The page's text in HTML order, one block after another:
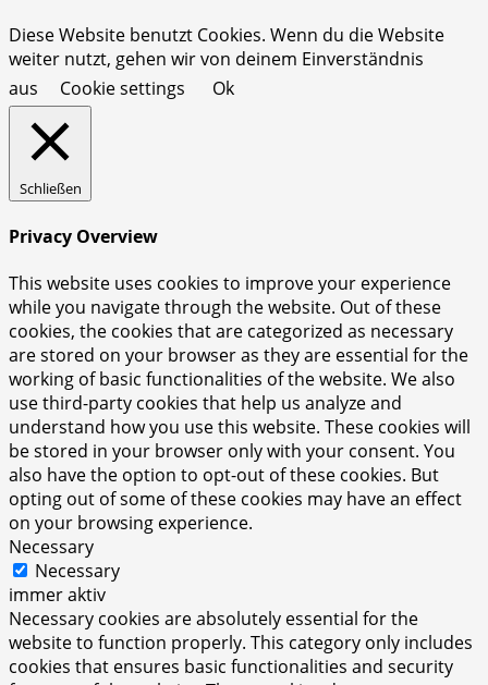
Diese Website benutzt Cookies. Wenn du die Website
weiter nutzt, gehen wir von deinem Einverständnis
aus
Cookie settings Ok
Schließen
Privacy Overview
This website uses cookies to improve your experience
while you navigate through the website. Out of these
cookies, the cookies that are categorized as necessary
are stored on your browser as they are essential for the
working of basic functionalities of the website. We also
use third-party cookies that help us analyze and
understand how you use this website. These cookies will
be stored in your browser only with your consent. You
also have the option to opt-out of these cookies. But
opting out of some of these cookies may have an effect
on your browsing experience.
Necessary
Necessary
immer aktiv
Necessary cookies are absolutely essential for the
website to function properly. This category only includes
cookies that ensures basic functionalities and security